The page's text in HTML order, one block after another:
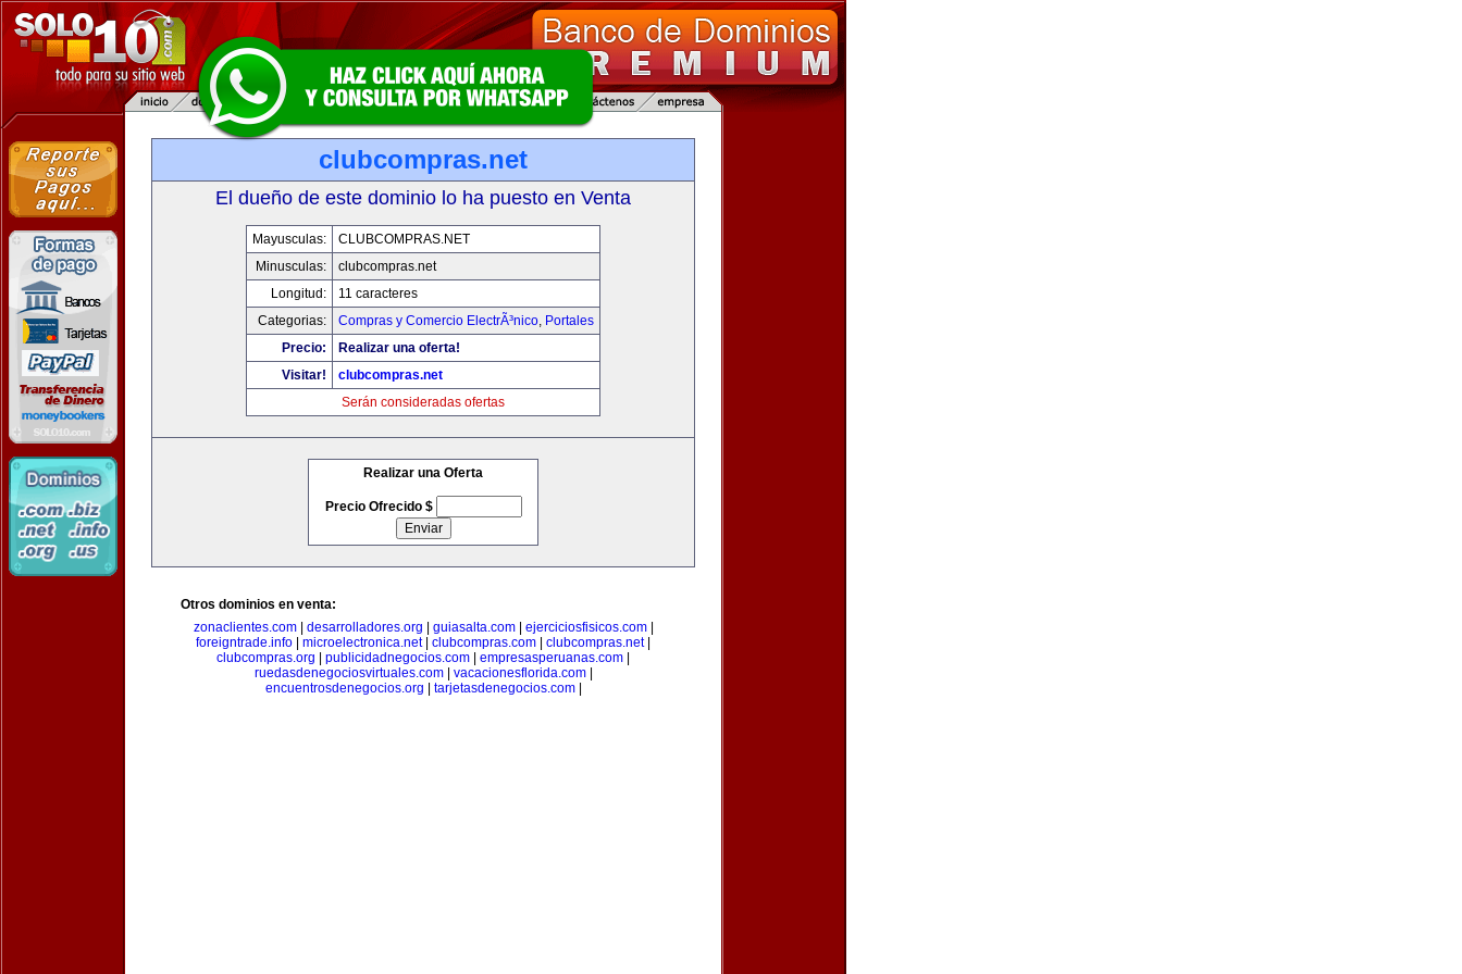
clubcompras.net
El dueño de este dominio lo ha puesto en Venta
Mayusculas:
CLUBCOMPRAS.NET
Minusculas:
clubcompras.net
Longitud:
11 caracteres
Categorias:
Compras y Comercio ElectrÃ³nico, Portales
Precio:
Realizar una oferta!
Visitar!
clubcompras.net
Serán consideradas ofertas
Realizar una Oferta
Precio Ofrecido $
Otros dominios en venta:
zonaclientes.com| desarrolladores.org guiasalta.com| ejerciciosfisicos.com|
foreigntrade.info
microelectronica.net| clubcompras.com clubcompras.net|
clubcompras.org
publicidadnegocios.com empresasperuanas.com
ruedasdenegociosvirtuales.com| vacacionesflorida.com|
encuentrosdenegocios.org
tarjetasdenegocios.com|